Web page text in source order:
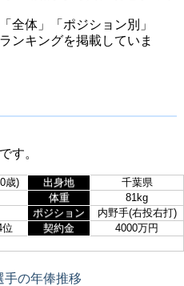
全体」「ポジション別」
ンキングを掲載していま
す。
歳) 出身地
千葉県
体重
81kg
ポジション
内野手(右投右打)
契約金
4000万円
手の年俸推移